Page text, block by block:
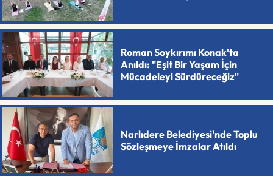
Roman Soykırımı Konak'ta
Anıldı: "Eşit Bir Yaşam İçin
Mücadeleyi Sürdüreceğiz"
Narlıdere Belediyesi'nde Toplu
Sözleşmeye İmzalar Atıldı